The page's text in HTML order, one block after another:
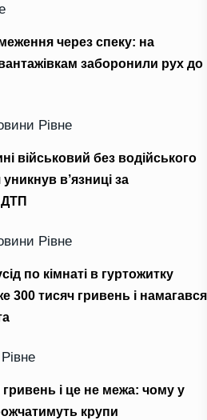
через спеку: на
заборонили рух до
Рівне
військовий без водійського
в’язниці за
Рівне
по кімнаті в гуртожитку
300 тисяч гривень і намагався
гривень і це не межа: чому у
крупи